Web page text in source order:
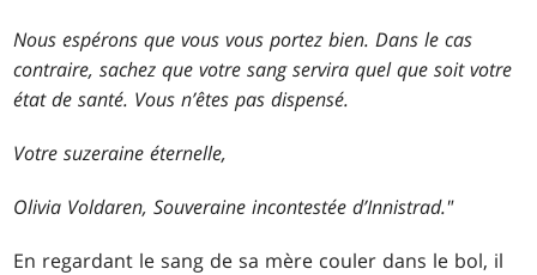
Nous espérons que vous vous portez bien. Dans le cas
contraire, sachez que votre sang servira quel que soit votre
état de santé. Vous n’êtes pas dispensé.
Votre suzeraine éternelle,
Olivia Voldaren, Souveraine incontestée d’Innistrad."
En regardant le sang de sa mère couler dans le bol, il